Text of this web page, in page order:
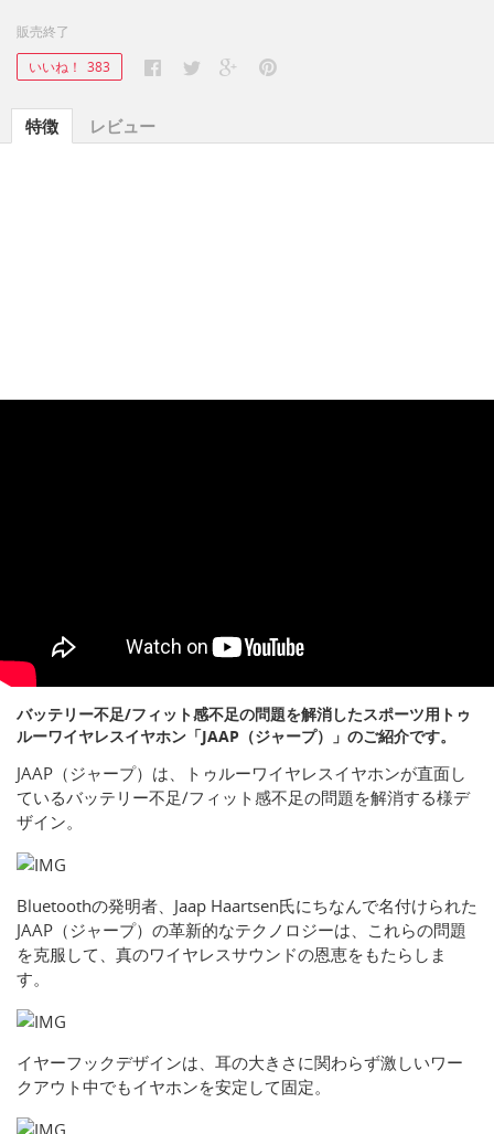
販売終了
いいね！ 383
特徴 レビュー
バッテリー不足/フィット感不足の問題を解消したスポーツ用トゥ
ルーワイヤレスイヤホン「JAAP（ジャープ）」のご紹介です。
JAAP（ジャープ）は、トゥルーワイヤレスイヤホンが直面し
ているバッテリー不足/フィット感不足の問題を解消する様デ
ザイン。
Bluetoothの発明者、Jaap Haartsen氏にちなんで名付けられた
JAAP（ジャープ）の革新的なテクノロジーは、これらの問題
を克服して、真のワイヤレスサウンドの恩恵をもたらしま
す。
イヤーフックデザインは、耳の大きさに関わらず激しいワー
クアウト中でもイヤホンを安定して固定。